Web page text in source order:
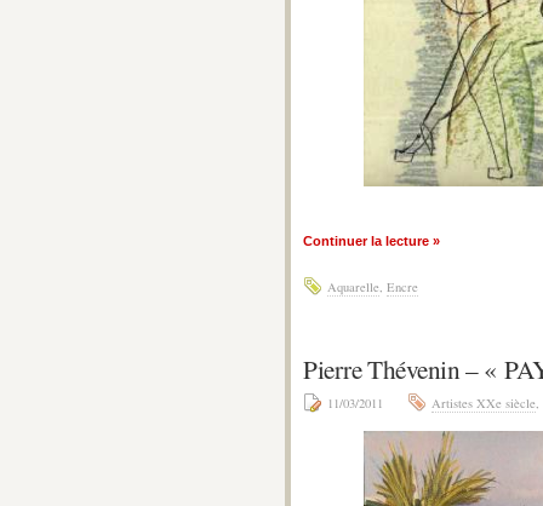
Continuer la lecture »
Aquarelle, Encre
Pierre Thévenin – «
11/03/2011 Artistes XXe siècle,